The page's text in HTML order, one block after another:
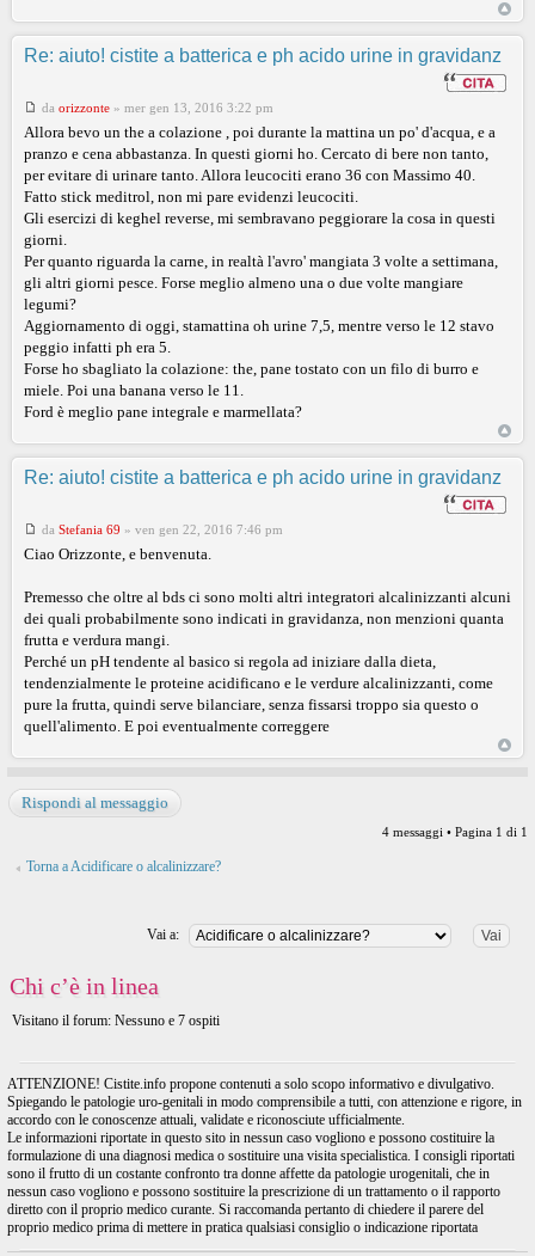
Re: aiuto! cistite a batterica e ph acido urine in gravidanz
da orizzonte » mer gen 13, 2016 3:22 pm
Allora bevo un the a colazione , poi durante la mattina un po' d'acqua, e a
pranzo e cena abbastanza. In questi giorni ho. Cercato di bere non tanto,
per evitare di urinare tanto. Allora leucociti erano 36 con Massimo 40.
Fatto stick meditrol, non mi pare evidenzi leucociti.
Gli esercizi di keghel reverse, mi sembravano peggiorare la cosa in questi
giorni.
Per quanto riguarda la carne, in realtà l'avro' mangiata 3 volte a settimana,
gli altri giorni pesce. Forse meglio almeno una o due volte mangiare
legumi?
Aggiornamento di oggi, stamattina oh urine 7,5, mentre verso le 12 stavo
peggio infatti ph era 5.
Forse ho sbagliato la colazione: the, pane tostato con un filo di burro e
miele. Poi una banana verso le 11.
Ford è meglio pane integrale e marmellata?
Re: aiuto! cistite a batterica e ph acido urine in gravidanz
da Stefania 69 » ven gen 22, 2016 7:46 pm
Ciao Orizzonte, e benvenuta.
Premesso che oltre al bds ci sono molti altri integratori alcalinizzanti alcuni
dei quali probabilmente sono indicati in gravidanza, non menzioni quanta
frutta e verdura mangi.
Perché un pH tendente al basico si regola ad iniziare dalla dieta,
tendenzialmente le proteine acidificano e le verdure alcalinizzanti, come
pure la frutta, quindi serve bilanciare, senza fissarsi troppo sia questo o
quell'alimento. E poi eventualmente correggere
Rispondi al messaggio
4 messaggi • Pagina 1 di 1
Torna a Acidificare o alcalinizzare?
Vai a:
Chi c’è in linea
Visitano il forum: Nessuno e 7 ospiti
ATTENZIONE! Cistite.info propone contenuti a solo scopo informativo e divulgativo.
Spiegando le patologie uro-genitali in modo comprensibile a tutti, con attenzione e rigore, in
accordo con le conoscenze attuali, validate e riconosciute ufficialmente.
Le informazioni riportate in questo sito in nessun caso vogliono e possono costituire la
formulazione di una diagnosi medica o sostituire una visita specialistica. I consigli riportati
sono il frutto di un costante confronto tra donne affette da patologie urogenitali, che in
nessun caso vogliono e possono sostituire la prescrizione di un trattamento o il rapporto
diretto con il proprio medico curante. Si raccomanda pertanto di chiedere il parere del
proprio medico prima di mettere in pratica qualsiasi consiglio o indicazione riportata